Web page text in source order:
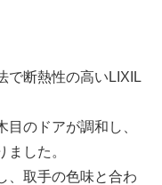
で断熱性の高いLIXIL
のドアが調和し、
した。
、取手の色味と合わ